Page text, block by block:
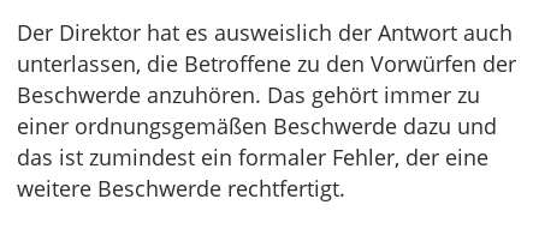
Der Direktor hat es ausweislich der Antwort auch
unterlassen, die Betroffene zu den Vorwürfen der
Beschwerde anzuhören. Das gehört immer zu
einer ordnungsgemäßen Beschwerde dazu und
das ist zumindest ein formaler Fehler, der eine
weitere Beschwerde rechtfertigt.